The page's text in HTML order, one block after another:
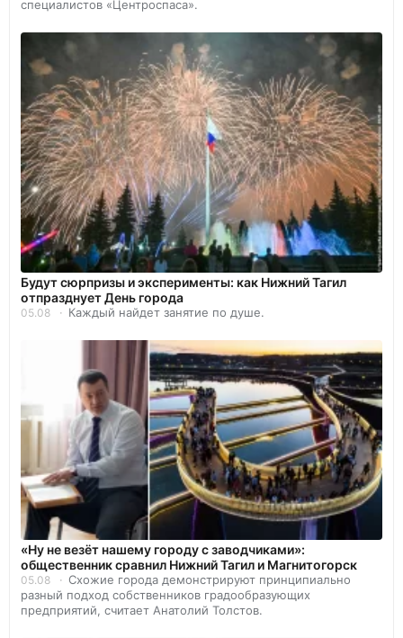
специалистов «Центроспаса».
Будут сюрпризы и эксперименты: как Нижний Тагил
отпразднует День города
05.08 Каждый найдет занятие по душе.
«Ну не везёт нашему городу с заводчиками»:
общественник сравнил Нижний Тагил и Магнитогорск
05.08
Схожие города демонстрируют принципиально
разный подход собственников градообразующих
предприятий, считает Анатолий Толстов.